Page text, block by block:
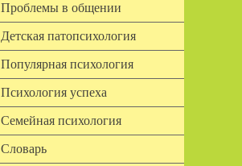
Проблемы в общении
Детская патопсихология
Популярная психология
Психология успеха
Семейная психология
Словарь